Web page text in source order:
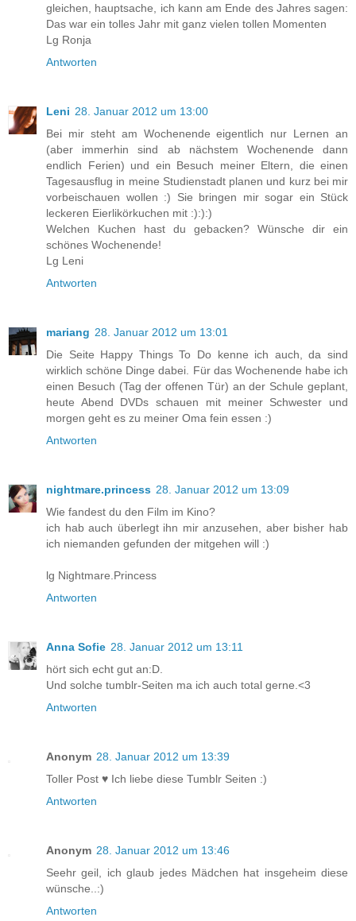
gleichen, hauptsache, ich kann am Ende des Jahres sagen:
Das war ein tolles Jahr mit ganz vielen tollen Momenten
Lg Ronja
Antworten
Leni 28. Januar 2012 um 13:00
Bei mir steht am Wochenende eigentlich nur Lernen an
(aber immerhin sind ab nächstem Wochenende dann
endlich Ferien) und ein Besuch meiner Eltern, die einen
Tagesausflug in meine Studienstadt planen und kurz bei mir
vorbeischauen wollen :) Sie bringen mir sogar ein Stück
leckeren Eierlikörkuchen mit :):):)
Welchen Kuchen hast du gebacken? Wünsche dir ein
schönes Wochenende!
Lg Leni
Antworten
mariang 28. Januar 2012 um 13:01
Die Seite Happy Things To Do kenne ich auch, da sind
wirklich schöne Dinge dabei. Für das Wochenende habe ich
einen Besuch (Tag der offenen Tür) an der Schule geplant,
heute Abend DVDs schauen mit meiner Schwester und
morgen geht es zu meiner Oma fein essen :)
Antworten
nightmare.princess 28. Januar 2012 um 13:09
Wie fandest du den Film im Kino?
ich hab auch überlegt ihn mir anzusehen, aber bisher hab
ich niemanden gefunden der mitgehen will :)
lg Nightmare.Princess
Antworten
Anna Sofie 28. Januar 2012 um 13:11
hört sich echt gut an:D.
Und solche tumblr-Seiten ma ich auch total gerne.<3
Antworten
Anonym 28. Januar 2012 um 13:39
Toller Post ♥ Ich liebe diese Tumblr Seiten :)
Antworten
Anonym 28. Januar 2012 um 13:46
Seehr geil, ich glaub jedes Mädchen hat insgeheim diese
wünsche..:)
Antworten